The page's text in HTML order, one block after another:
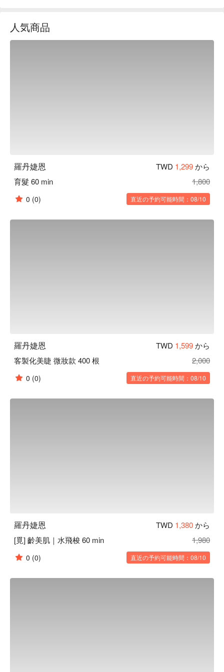
羅丹婕恩預約、羅丹婕恩價格、羅丹婕恩優惠立刻查看 ⬇︎
人気商品
羅丹婕恩 TWD 1,299から
育髮 60 min
1,800
0 (0) 直近の予約可能時間：08/10
羅丹婕恩 TWD 1,599から
客製化美睫 微妝款 400 根
2,000
0 (0) 直近の予約可能時間：08/10
羅丹婕恩 TWD 1,380から
[覓] 齡美肌｜水飛梭 60 min
1,980
0 (0) 直近の予約可能時間：08/10